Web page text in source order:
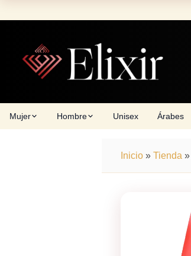
to
Mujer Hombre Unisex Árabes
Inicio » Tienda »